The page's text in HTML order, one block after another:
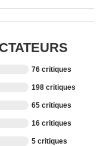
76 critiques
198 critiques
65 critiques
16 critiques
5 critiques